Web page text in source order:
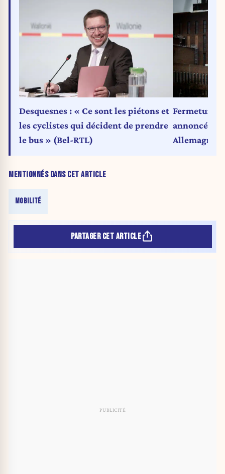
MENTIONNÉS DANS CET ARTICLE
MOBILITÉ
Desquesnes : « Ce sont les piétons et
les cyclistes qui décident de prendre
le bus » (Bel-RTL)
Fermetures
annoncés
Allemagne
PARTAGER CET ARTICLE